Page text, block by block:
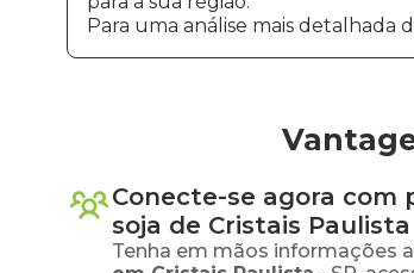
Para uma análise mais detalhada
Conecte-se agora com
soja de Cristais Paulista
Tenha em mãos informações